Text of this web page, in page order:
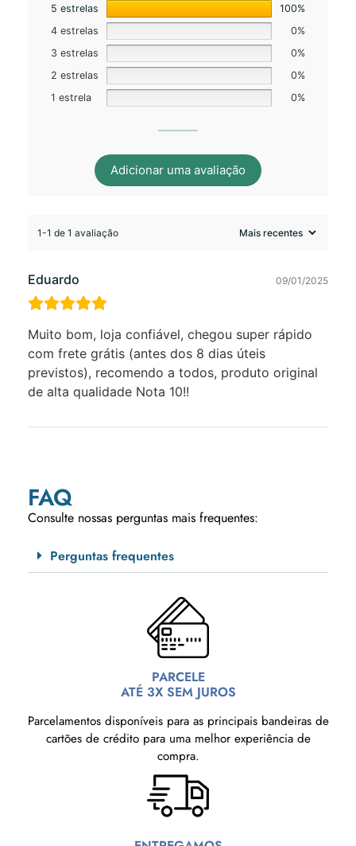
5 estrelas
100%
4 estrelas
0%
3 estrelas
0%
2 estrelas
0%
1 estrela
0%
Adicionar uma avaliação
1-1 de 1 avaliação
Eduardo 09/01/2025
Muito bom, loja confiável, chegou super rápido
com frete grátis (antes dos 8 dias úteis
previstos), recomendo a todos, produto original
de alta qualidade Nota 10!!
FAQ
Consulte nossas perguntas mais frequentes:
Perguntas frequentes
PARCELE
ATÉ 3X SEM JUROS
Parcelamentos disponíveis para as principais bandeiras de
cartões de crédito para uma melhor experiência de
compra.